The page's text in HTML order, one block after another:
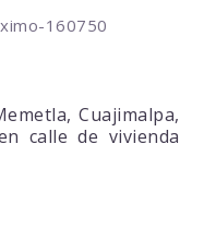
160750
Cuajimalpa,
calle de vivienda